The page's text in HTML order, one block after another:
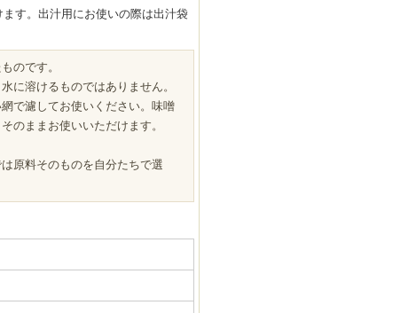
す。出汁用にお使いの際は出汁袋
のです。
水に溶けるものではありません。
で濾してお使いください。味噌
のままお使いいただけます。
原料そのものを自分たちで選